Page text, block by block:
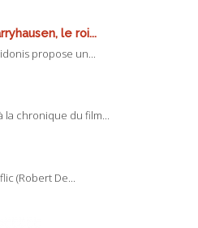
le roi...
propose un...
la chronique du film...
(Robert De...